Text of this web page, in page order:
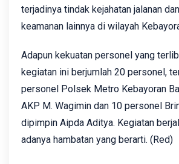
terjadinya tindak kejahatan jalanan
keamanan lainnya di wilayah
Adapun kekuatan personel yang
kegiatan ini berjumlah 20 personel,
personel Polsek Metro Kebayoran
AKP M. Wagimin dan 10 personel
dipimpin Aipda Aditya. Kegiatan
adanya hambatan yang berarti. (Red)